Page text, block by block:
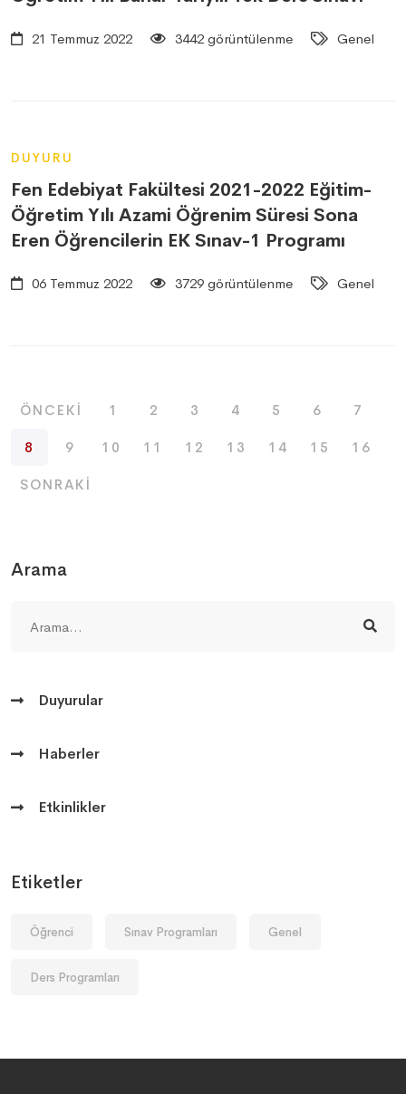
Arama
Duyurular
Haberler
Etkinlikler
Etiketler
Öğrenci Sınav Programları Genel
Ders Programları
21 Temmuz 2022 3442 görüntülenme Genel
DUYURU
Fen Edebiyat Fakültesi 2021-2022 Eğitim-
Öğretim Yılı Azami Öğrenim Süresi Sona
Eren Öğrencilerin EK Sınav-1 Programı
06 Temmuz 2022 3729 görüntülenme Genel
ÖNCEKI 1 2 3 4 5 6 7
8 9 10 11 12 13 14 15 16
SONRAKI